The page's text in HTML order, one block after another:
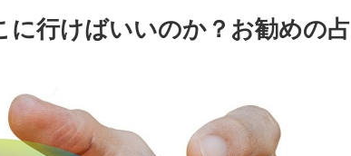
に行けばいいのか？お勧めの占